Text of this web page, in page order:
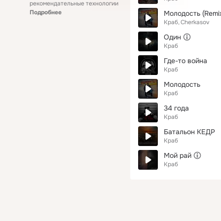
рекомендательные технологии
Подробнее
Молодость
Краб Cherkasov
Один
Краб
Где-то война
Краб
Молодость
Краб
34 года
Краб
Батальон КЕДР
Краб
Мой рай
Краб